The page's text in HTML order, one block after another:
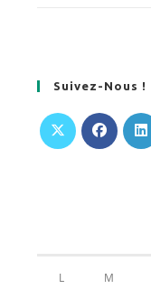
Suivez-Nous !
L M